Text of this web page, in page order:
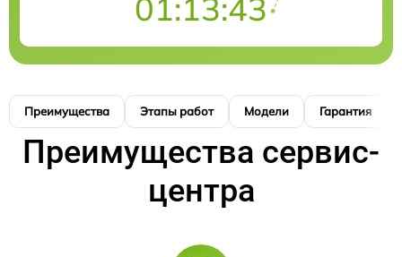
01:13:42
Преимущества Этапы работ Модели Гарантия
Преимущества сервис-
центра